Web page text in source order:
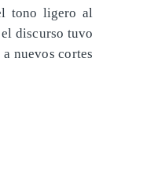
tono ligero al
discurso tuvo
nuevos cortes